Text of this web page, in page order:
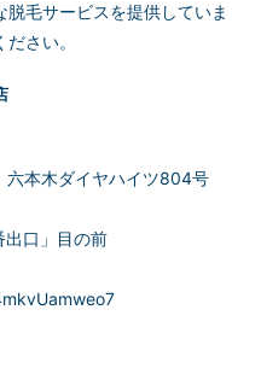
毛サービスを提供していま
さい。
六本木ダイヤハイツ804号
出口」目の前